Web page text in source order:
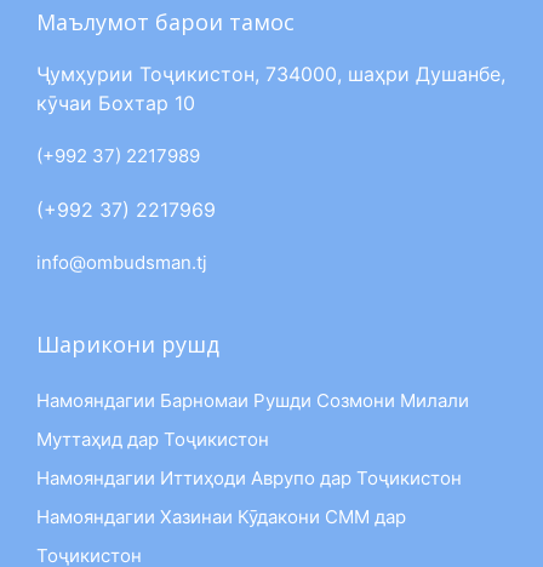
Маълумот барои тамос
Ҷумҳурии Тоҷикистон, 734000, шаҳри Душанбе,
кӯчаи Бохтар 10
(+992 37) 2217989
(+992 37) 2217969
info@ombudsman.tj
Шарикони рушд
Намояндагии Барномаи Рушди Созмони Милали
Муттаҳид дар Тоҷикистон
Намояндагии Иттиҳоди Аврупо дар Тоҷикистон
Намояндагии Хазинаи Кӯдакони СММ дар
Тоҷикистон